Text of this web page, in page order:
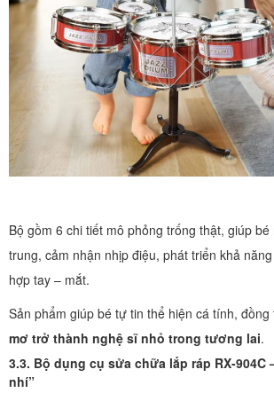
Bộ gồm 6 chi tiết mô phỏng trống thật, giúp
trung, cảm nhận nhịp điệu, phát triển khả
hợp tay – mắt.
Sản phẩm giúp bé tự tin thể hiện cá tính, đồng
mơ trở thành nghệ sĩ nhỏ trong tương lai.
3.3. Bộ dụng cụ sửa chữa lắp ráp RX-904C
nhí”